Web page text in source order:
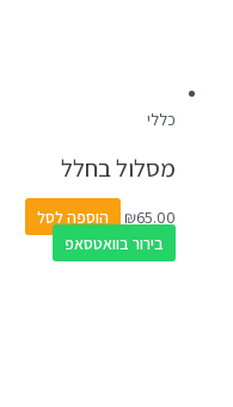
כללי
מסלול בחלל
₪65.00
הוספה לסל
בירור בוואטסאפ